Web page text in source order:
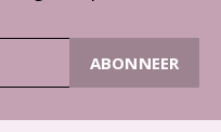
ABONNEER